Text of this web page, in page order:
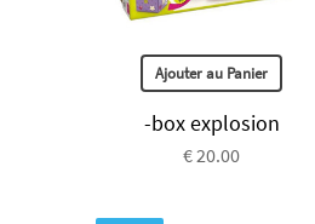
Ajouter au Panier
-box explosion
€ 20.00